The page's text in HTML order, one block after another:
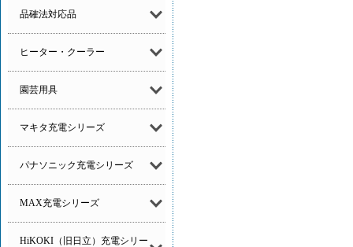
品確法対応品
ヒーター・クーラー
園芸用具
マキタ充電シリーズ
パナソニック充電シリーズ
MAX充電シリーズ
HiKOKI（旧日立）充電シリー